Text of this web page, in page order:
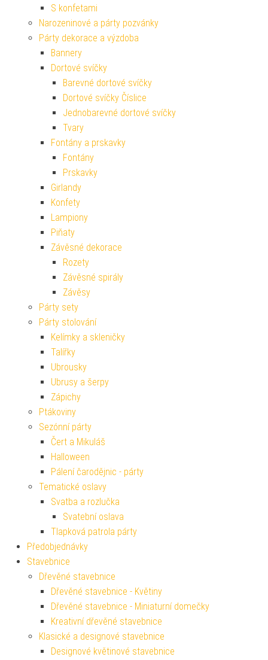
S konfetami
Narozeninové a párty pozvánky
Párty dekorace a výzdoba
Bannery
Dortové svíčky
Barevné dortové svíčky
Dortové svíčky Číslice
Jednobarevné dortové svíčky
Tvary
Fontány a prskavky
Fontány
Prskavky
Girlandy
Konfety
Lampiony
Piňaty
Závěsné dekorace
Rozety
Závěsné spirály
Závěsy
Párty sety
Párty stolování
Kelímky a skleničky
Talířky
Ubrousky
Ubrusy a šerpy
Zápichy
Ptákoviny
Sezónní párty
Čert a Mikuláš
Halloween
Pálení čarodějnic - párty
Tematické oslavy
Svatba a rozlučka
Svatební oslava
Tlapková patrola párty
Předobjednávky
Stavebnice
Dřevěné stavebnice
Dřevěné stavebnice - Květiny
Dřevěné stavebnice - Miniaturní domečky
Kreativní dřevěné stavebnice
Klasické a designové stavebnice
Designové květinové stavebnice